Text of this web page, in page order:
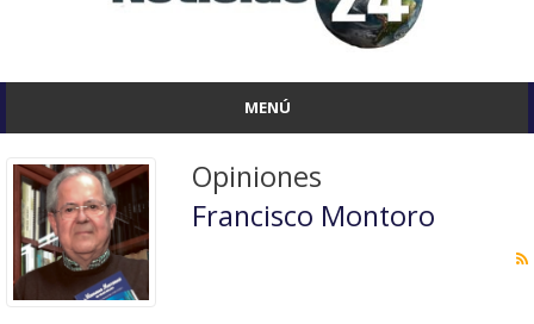
MENÚ
Opiniones
Francisco Montoro